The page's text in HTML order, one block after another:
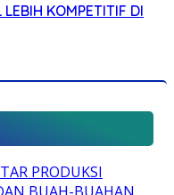
KOMPETITIF DI